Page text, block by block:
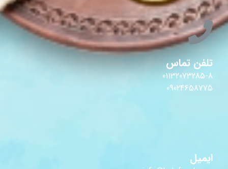
تلفن تماس
01132073285-8
09024658775
ایمیل